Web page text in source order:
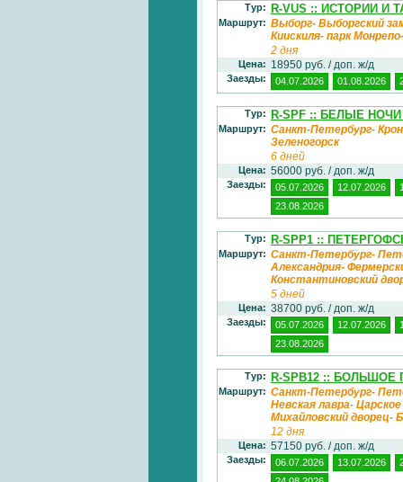
Тур: R-VUS :: ИСТОРИИ И
Маршрут: Выборг- Выборгский
Киискиля- парк
2 дня
Цена: 18950 руб. / доп. ж/д
Заезды: 04.07.2026 01.08.2026
Тур: R-SPF :: БЕЛЫЕ
Маршрут: Санкт-Петербург-
Зеленогорск
6 дней
Цена: 56000 руб. / доп. ж/д
Заезды: 05.07.2026 12.07.2026
23.08.2026
Тур: R-SPP1 ::
Маршрут: Санкт-Петербург-
Александрия-
Константиновский
5 дней
Цена: 38700 руб. / доп. ж/д
Заезды: 05.07.2026 12.07.2026
23.08.2026
Тур: R-SPB12 :: БОЛЬШОЕ
Маршрут: Санкт-Петербург-
Невская лавра-
Михайловский
12 дня
Цена: 57150 руб. / доп. ж/д
Заезды: 06.07.2026 13.07.2026